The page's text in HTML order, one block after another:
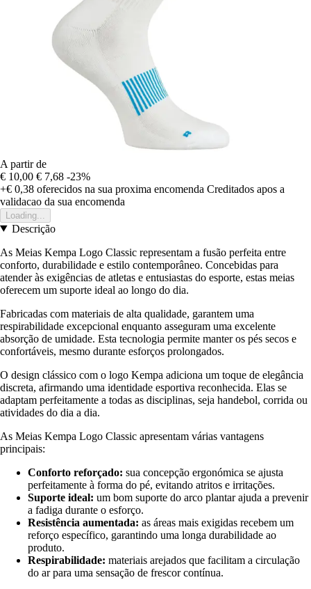
A partir de
€ 10,00 € 7,68 -23%
+€ 0,38 oferecidos na sua proxima encomenda Creditados apos a
validacao da sua encomenda
Loading...
Descrição
As Meias Kempa Logo Classic representam a fusão perfeita entre
conforto, durabilidade e estilo contemporâneo. Concebidas para
atender às exigências de atletas e entusiastas do esporte, estas meias
oferecem um suporte ideal ao longo do dia.
Fabricadas com materiais de alta qualidade, garantem uma
respirabilidade excepcional enquanto asseguram uma excelente
absorção de umidade. Esta tecnologia permite manter os pés secos e
confortáveis, mesmo durante esforços prolongados.
O design clássico com o logo Kempa adiciona um toque de elegância
discreta, afirmando uma identidade esportiva reconhecida. Elas se
adaptam perfeitamente a todas as disciplinas, seja handebol, corrida ou
atividades do dia a dia.
As Meias Kempa Logo Classic apresentam várias vantagens
principais:
Conforto reforçado: sua concepção ergonómica se ajusta
perfeitamente à forma do pé, evitando atritos e irritações.
Suporte ideal: um bom suporte do arco plantar ajuda a prevenir
a fadiga durante o esforço.
Resistência aumentada: as áreas mais exigidas recebem um
reforço específico, garantindo uma longa durabilidade ao
produto.
Respirabilidade: materiais arejados que facilitam a circulação
do ar para uma sensação de frescor contínua.